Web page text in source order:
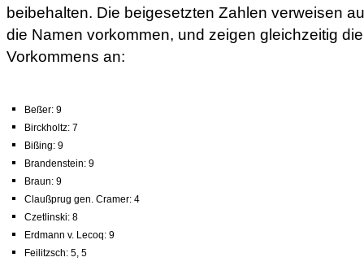
beibehalten. Die beigesetzten Zahlen verweisen
die Namen vorkommen, und zeigen gleichzeitig
Vorkommens an:
Beßer: 9
Birckholtz: 7
Bißing: 9
Brandenstein: 9
Braun: 9
Claußprug gen. Cramer: 4
Czetlinski: 8
Erdmann v. Lecoq: 9
Feilitzsch: 5, 5